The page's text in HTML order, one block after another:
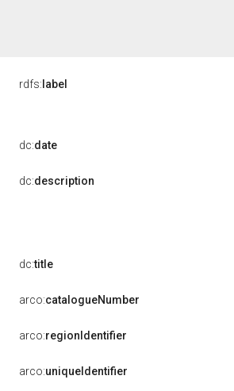
rdfs: label
dc:date
dc:description
dc:title
arco:catalogueNumber
arco:regionIdentifier
arco:uniqueIdentifier